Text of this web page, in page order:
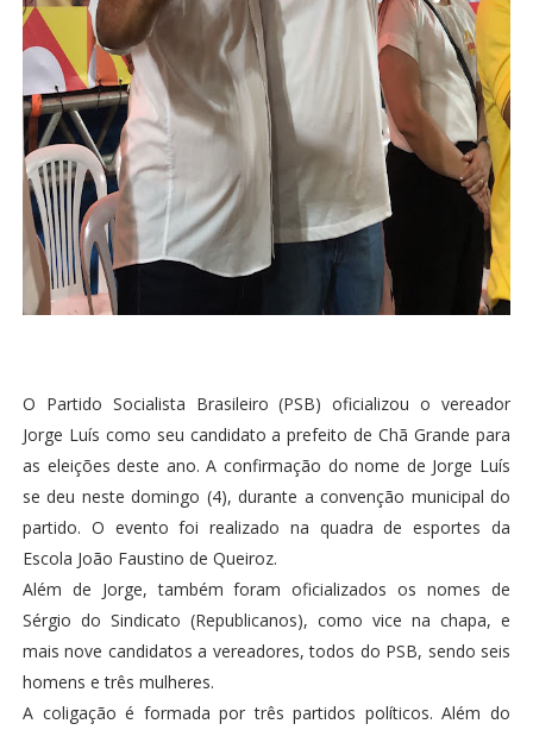
O Partido Socialista Brasileiro (PSB) oficializou o vereador
Jorge Luís como seu candidato a prefeito de Chã Grande para
as eleições deste ano. A confirmação do nome de Jorge Luís
se deu neste domingo (4), durante a convenção municipal do
partido. O evento foi realizado na quadra de esportes da
Escola João Faustino de Queiroz.
Além de Jorge, também foram oficializados os nomes de
Sérgio do Sindicato (Republicanos), como vice na chapa, e
mais nove candidatos a vereadores, todos do PSB, sendo seis
homens e três mulheres.
A coligação é formada por três partidos políticos. Além do